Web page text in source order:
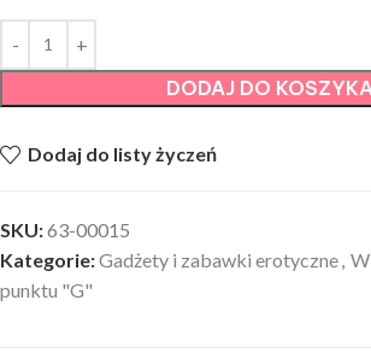
DODAJ DO KOSZYKA
Dodaj do listy życzeń
SKU:63-00015
Kategorie:Gadżety i zabawki erotyczne,
punktu "G"